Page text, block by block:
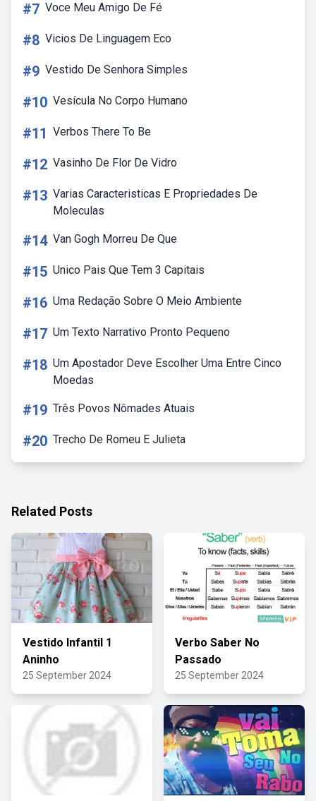
#7 Voce Meu Amigo De Fé
#8 Vicios De Linguagem Eco
#9 Vestido De Senhora Simples
#10 Vesícula No Corpo Humano
#11 Verbos There To Be
#12 Vasinho De Flor De Vidro
#13 Varias Caracteristicas E Propriedades De
Moleculas
#14 Van Gogh Morreu De Que
#15 Unico Pais Que Tem 3 Capitais
#16 Uma Redação Sobre O Meio Ambiente
#17 Um Texto Narrativo Pronto Pequeno
#18 Um Apostador Deve Escolher Uma Entre Cinco
Moedas
#19 Três Povos Nômades Atuais
#20 Trecho De Romeu E Julieta
Related Posts
Vestido Infantil 1
Aninho
25 September 2024
Verbo Saber No
Passado
25 September 2024